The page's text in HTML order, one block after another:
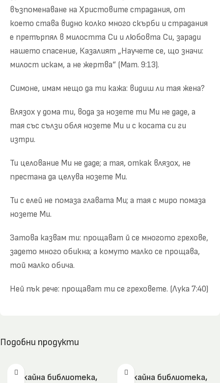
възпоменаване на Христовите страдания, от
което става видно колко много скърби и страдания
е претърпял в милостта Си и любовта Си, заради
нашето спасение, Казалият „Научете се, що значи:
милост искам, а не жертва“ (Мат. 9:13).
Симоне, имам нещо да ти кажа: видиш ли тая жена?
Влязох у дома ти, вода за нозете ти Ми не даде, а
тая със сълзи обля нозете Ми и с косата си ги
изтри.
Ти целование Ми не даде; а тая, откак влязох, не
престана да целува нозете Ми.
Ти с елей не помаза главата Ми; а тая с миро помаза
нозете Ми.
Затова казвам ти: прощават й се многото грехове,
задето много обикна; а комуто малко се прощава,
той малко обича.
Ней пък рече: прощават ти се греховете. (Лука 7:40)
Подобни продукти
Покайна библиотека,
Покайна библиотека,